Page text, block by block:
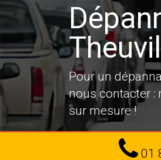
Pour un
nous contacter :
sur mesure !
01